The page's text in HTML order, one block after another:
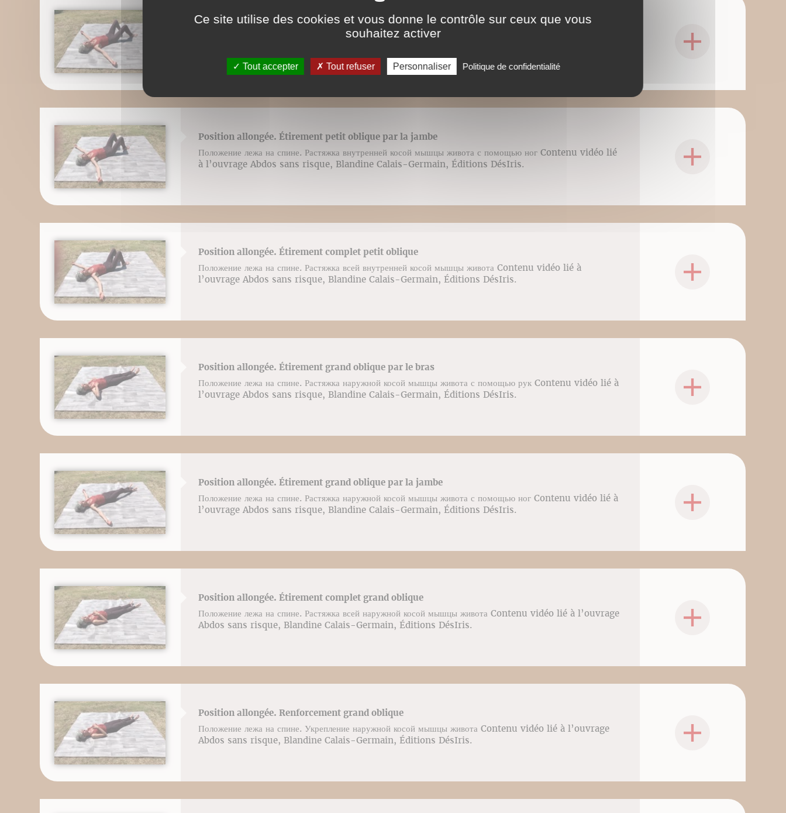
Position allongée. Étirement petit oblique par le bras
Положение лежа на спине. Растяжка внутренней косой мышцы живота с помощью рук Contenu vidéo lié
Position allongée. Étirement petit oblique par la jambe
Положение лежа на спине. Растяжка внутренней косой мышцы живота с помощью ног Contenu vidéo lié
à l’ouvrage Abdos sans risque, Blandine Calais-Germain, Éditions DésIris.
Position allongée. Étirement complet petit oblique
Положение лежа на спине. Растяжка всей внутренней косой мышцы живота Contenu vidéo lié à
l’ouvrage Abdos sans risque, Blandine Calais-Germain, Éditions DésIris.
Position allongée. Étirement grand oblique par le bras
Положение лежа на спине. Растяжка наружной косой мышцы живота с помощью рук Contenu vidéo lié à
l’ouvrage Abdos sans risque, Blandine Calais-Germain, Éditions DésIris.
Position allongée. Étirement grand oblique par la jambe
Положение лежа на спине. Растяжка наружной косой мышцы живота с помощью ног Contenu vidéo lié à
l’ouvrage Abdos sans risque, Blandine Calais-Germain, Éditions DésIris.
Position allongée. Étirement complet grand oblique
Положение лежа на спине. Растяжка всей наружной косой мышцы живота Contenu vidéo lié à l’ouvrage
Abdos sans risque, Blandine Calais-Germain, Éditions DésIris.
Position allongée. Renforcement grand oblique
Положение лежа на спине. Укрепление наружной косой мышцы живота Contenu vidéo lié à l’ouvrage
Abdos sans risque, Blandine Calais-Germain, Éditions DésIris.
Ce site utilise des cookies et vous donne le contrôle sur ceux que vous
souhaitez activer
Tout accepter Tout refuser Personnaliser Politique de confidentialité